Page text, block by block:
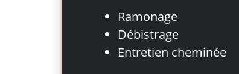
Ramonage
Débistrage
Entretien cheminée